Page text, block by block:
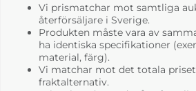
Vi prismatchar mot samtliga
återförsäljare i Sverige.
Produkten måste vara av
ha identiska specifikationer
material, färg).
Vi matchar mot det totala
fraktalternativ.